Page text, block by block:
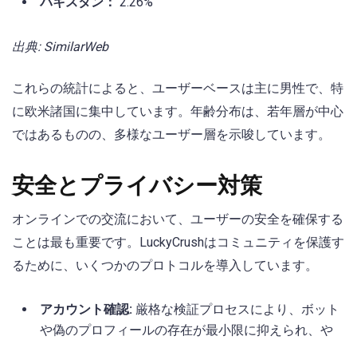
出典: SimilarWeb
これらの統計によると、ユーザーベースは主に男性で、特
に欧米諸国に集中しています。年齢分布は、若年層が中心
ではあるものの、多様なユーザー層を示唆しています。
安全とプライバシー対策
オンラインでの交流において、ユーザーの安全を確保する
ことは最も重要です。LuckyCrushはコミュニティを保護す
るために、いくつかのプロトコルを導入しています。
アカウント確認: 厳格な検証プロセスにより、ボット
や偽のプロフィールの存在が最小限に抑えられ、や